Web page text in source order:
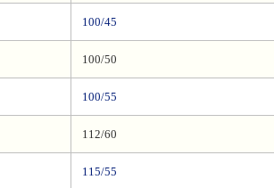
100/45
100/50
100/55
112/60
115/55